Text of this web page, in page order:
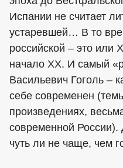
Испании не считает
устаревшей… В то
российской – это или
начало XX. И самый
Васильевич Гоголь –
себе современен
произведениях,
современной России).
чуть ли не чаще, чем